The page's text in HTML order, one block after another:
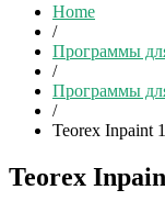
Home
/
Программы
/
Программы
/
Teorex Inpaint
Teorex